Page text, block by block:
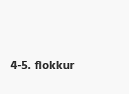
4-5. flokkur